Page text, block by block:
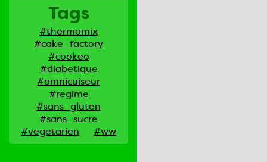
Tags
#thermomix
#cake_factory
#cookeo
#diabetique
#omnicuiseur
#regime
#sans_gluten
#sans_sucre
#vegetarien
#ww